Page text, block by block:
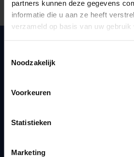
partners kunnen deze gegevens
informatie die u aan ze heeft
verzameld op basis van uw gebruik
Noodzakelijk
Voorkeuren
Statistieken
Marketing
Laat het ons
Snel naar
Webmail
Bereikbaarheid